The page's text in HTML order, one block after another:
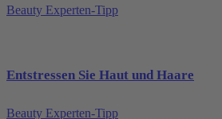
Beauty Experten-Tipp
Entstressen Sie Haut und Haare
Beauty Experten-Tipp